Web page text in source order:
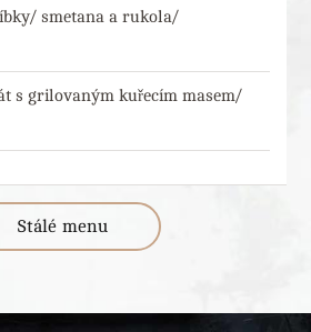
smetana a rukola/
s grilovaným kuřecím masem/
Stálé menu